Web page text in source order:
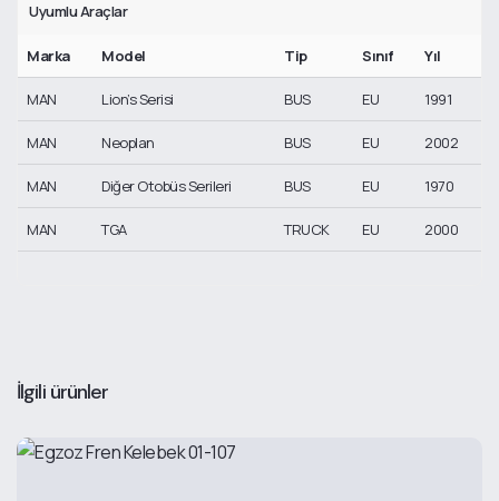
Uyumlu Araçlar
Marka Model Tip Sınıf Yıl
MAN Lion’s Serisi BUS EU 1991
MAN Neoplan BUS EU 2002
MAN Diğer Otobüs Serileri BUS EU 1970
MAN TGA TRUCK EU 2000
İlgili ürünler